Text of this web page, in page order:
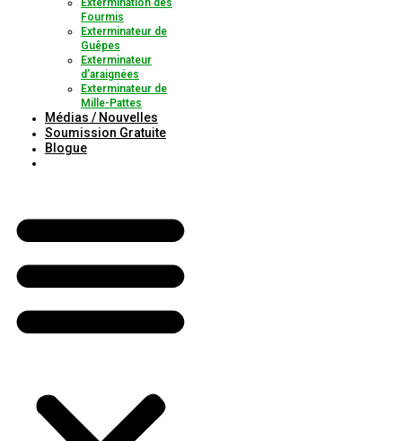
Extermination des
Fourmis
Exterminateur de
Guêpes
Exterminateur
d’araignées
Exterminateur de
Mille-Pattes
Médias / Nouvelles
Soumission Gratuite
Blogue